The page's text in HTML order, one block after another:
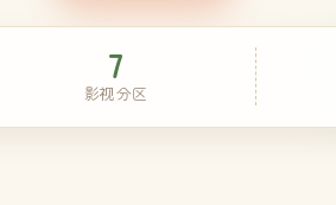
7
影视分区